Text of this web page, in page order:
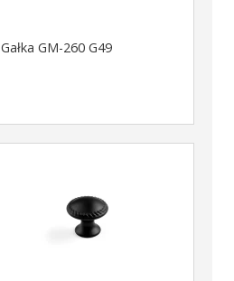
Gałka GM-260 G49